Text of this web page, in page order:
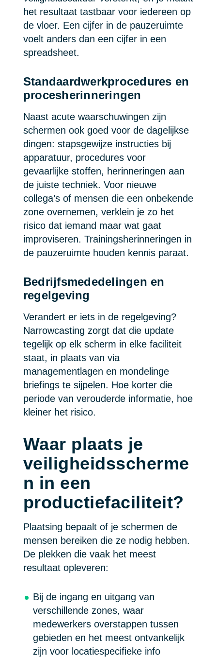
het resultaat tastbaar voor iedereen op
de vloer. Een cijfer in de pauzeruimte
voelt anders dan een cijfer in een
spreadsheet.
Standaardwerkprocedures en
procesherinneringen
Naast acute waarschuwingen zijn
schermen ook goed voor de dagelijkse
dingen: stapsgewijze instructies bij
apparatuur, procedures voor
gevaarlijke stoffen, herinneringen aan
de juiste techniek. Voor nieuwe
collega’s of mensen die een onbekende
zone overnemen, verklein je zo het
risico dat iemand maar wat gaat
improviseren. Trainingsherinneringen in
de pauzeruimte houden kennis paraat.
Bedrijfsmededelingen en
regelgeving
Verandert er iets in de regelgeving?
Narrowcasting zorgt dat die update
tegelijk op elk scherm in elke faciliteit
staat, in plaats van via
managementlagen en mondelinge
briefings te sijpelen. Hoe korter die
periode van verouderde informatie, hoe
kleiner het risico.
Waar plaats je
veiligheidsscherme
n in een
productiefaciliteit?
Plaatsing bepaalt of je schermen de
mensen bereiken die ze nodig hebben.
De plekken die vaak het meest
resultaat opleveren:
Bij de ingang en uitgang van
verschillende zones, waar
medewerkers overstappen tussen
gebieden en het meest ontvankelijk
zijn voor locatiespecifieke info